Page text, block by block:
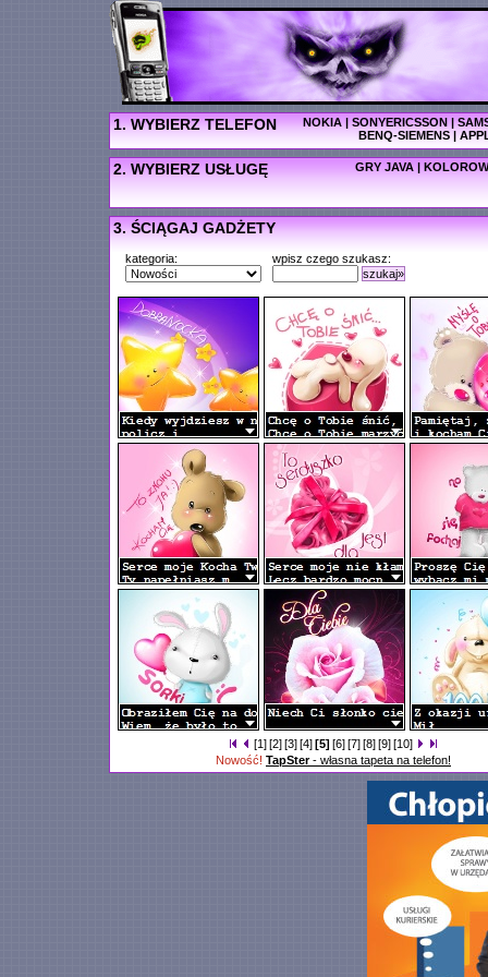
1. WYBIERZ TELEFON NOKIA|SONYERICSSON|
BENQ-SIEMENS|
2. WYBIERZ USŁUGĘ GRY JAVA |
3. ŚCIĄGAJ GADŻETY
kategoria:
wpisz czego szukasz:
szukaj»
[1][2][3][4][5] [6][7][8][9][10]
Nowość! TapSter- własna tapeta na telefon!